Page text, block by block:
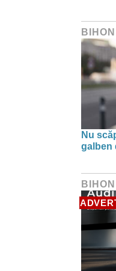
Nu
galben